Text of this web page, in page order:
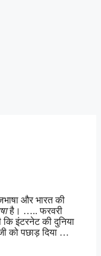
और भारत की
है। ….. फरवरी
इंटरनेट की दुनिया
को पछाड़ दिया …